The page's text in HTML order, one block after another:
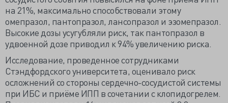
на 21%, максимально способствовали этому
омепразол, пантопразол, лансопразол и эзомепразол.
Высокие дозы усугубляли риск, так пантопразол в
удвоенной дозе приводил к 94% увеличению риска.
Исследование, проведенное сотрудниками
Стэндфордского университета, оценивало риск
осложнений со стороны сердечно-сосудистой системы
при ИБС и приёме ИПП в сочетании с клопидогрелем.